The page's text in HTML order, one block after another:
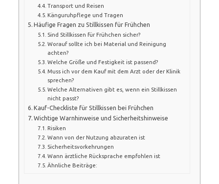
Transport und Reisen
Känguruhpflege und Tragen
Häufige Fragen zu Stillkissen für Frühchen
Sind Stillkissen für Frühchen sicher?
Worauf sollte ich bei Material und Reinigung
achten?
Welche Größe und Festigkeit ist passend?
Muss ich vor dem Kauf mit dem Arzt oder der Klinik
sprechen?
Welche Alternativen gibt es, wenn ein Stillkissen
nicht passt?
Kauf-Checkliste für Stillkissen bei Frühchen
Wichtige Warnhinweise und Sicherheitshinweise
Risiken
Wann von der Nutzung abzuraten ist
Sicherheitsvorkehrungen
Wann ärztliche Rücksprache empfohlen ist
Ähnliche Beiträge: